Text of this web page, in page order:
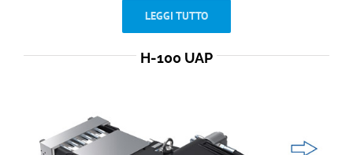
LEGGI TUTTO
H-100 UAP